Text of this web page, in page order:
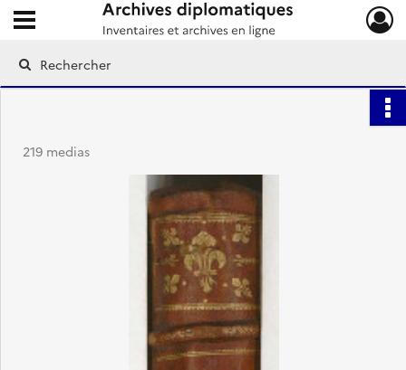
Archives diplomatiques
Ouvrir le menu déroulant
219 medias